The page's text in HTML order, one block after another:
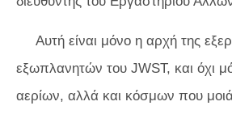
Αυτή είναι μόνο η αρχή της
εξωπλανητών του JWST, και όχι
αερίων, αλλά και κόσμων που